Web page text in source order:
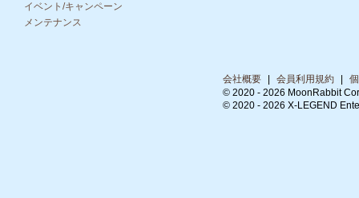
イベント/キャンペーン
メンテナンス
会社概要 会員利用規約
© 2020 - 2026 MoonRabbit
© 2020 - 2026 X-LEGEND